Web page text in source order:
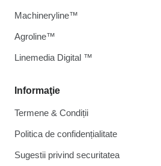
Informaţie
Termene & Condiții
Politica de confidențialitate
Sugestii privind securitatea
Machineryline™
Agroline™
Linemedia Digital ™